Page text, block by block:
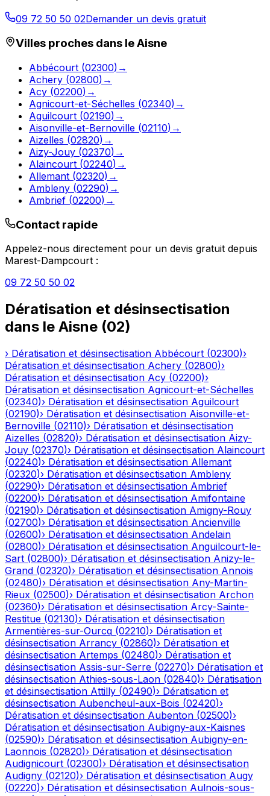
09 72 50 50 02Demander un devis gratuit
Villes proches dans leAisne
Abbécourt (02300) →
Achery (02800) →
Acy (02200) →
Agnicourt-et-Séchelles (02340) →
Aguilcourt (02190) →
Aisonville-et-Bernoville (02110) →
Aizelles (02820) →
Aizy-Jouy (02370) →
Alaincourt (02240) →
Allemant (02320) →
Ambleny (02290) →
Ambrief (02200) →
Contact rapide
Appelez-nous directement pour un devis gratuit depuis
Marest-Dampcourt :
09 72 50 50 02
Dératisation et désinsectisation
dans le Aisne (02)
› Dératisation et désinsectisation Abbécourt (02300)›
Dératisation et désinsectisation Achery (02800)›
Dératisation et désinsectisation Acy (02200)›
Dératisation et désinsectisation Agnicourt-et-Séchelles
(02340)› Dératisation et désinsectisation Aguilcourt
(02190)› Dératisation et désinsectisation Aisonville-et-
Bernoville (02110)› Dératisation et désinsectisation
Aizelles (02820)› Dératisation et désinsectisation Aizy-
Jouy (02370)› Dératisation et désinsectisation Alaincourt
(02240)› Dératisation et désinsectisation Allemant
(02320)› Dératisation et désinsectisation Ambleny
(02290)› Dératisation et désinsectisation Ambrief
(02200)› Dératisation et désinsectisation Amifontaine
(02190)› Dératisation et désinsectisation Amigny-Rouy
(02700)› Dératisation et désinsectisation Ancienville
(02600)› Dératisation et désinsectisation Andelain
(02800)› Dératisation et désinsectisation Anguilcourt-le-
Sart (02800)› Dératisation et désinsectisation Anizy-le-
Grand (02320)› Dératisation et désinsectisation Annois
(02480)› Dératisation et désinsectisation Any-Martin-
Rieux (02500)› Dératisation et désinsectisation Archon
(02360)› Dératisation et désinsectisation Arcy-Sainte-
Restitue (02130)› Dératisation et désinsectisation
Armentières-sur-Ourcq (02210)› Dératisation et
désinsectisation Arrancy (02860)› Dératisation et
désinsectisation Artemps (02480)› Dératisation et
désinsectisation Assis-sur-Serre (02270)› Dératisation et
désinsectisation Athies-sous-Laon (02840)› Dératisation
et désinsectisation Attilly (02490)› Dératisation et
désinsectisation Aubencheul-aux-Bois (02420)›
Dératisation et désinsectisation Aubenton (02500)›
Dératisation et désinsectisation Aubigny-aux-Kaisnes
(02590)› Dératisation et désinsectisation Aubigny-en-
Laonnois (02820)› Dératisation et désinsectisation
Audignicourt (02300)› Dératisation et désinsectisation
Audigny (02120)› Dératisation et désinsectisation Augy
(02220)› Dératisation et désinsectisation Aulnois-sous-